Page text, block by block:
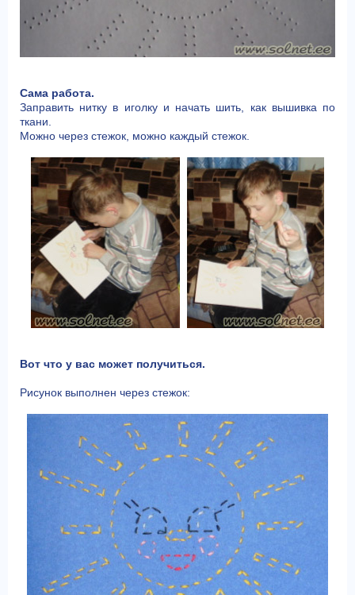
Сама работа.
Заправить нитку в иголку и начать шить, как вышивка по
ткани.
Можно через стежок, можно каждый стежок.
Вот что у вас может получиться.
Рисунок выполнен через стежок: